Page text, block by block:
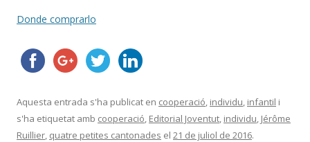
Donde comprarlo
Aquesta entrada s'ha publicat en cooperació, individu, infantil i
s'ha etiquetat amb cooperació, Editorial Joventut, individu, Jérôme
Ruillier, quatre petites cantonades el 21 de juliol de 2016.